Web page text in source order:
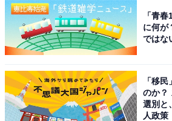
サヒスーパードライ ドライクリスタ
も起用されています。回答では、
寄せられました。
「ギャグマンガの実写ヒロイン役な
た目ですがおもしろい役柄をこなし
（30代女性／大阪府）
「青
に何が
ではな
「移
のか？
選別と
人政策